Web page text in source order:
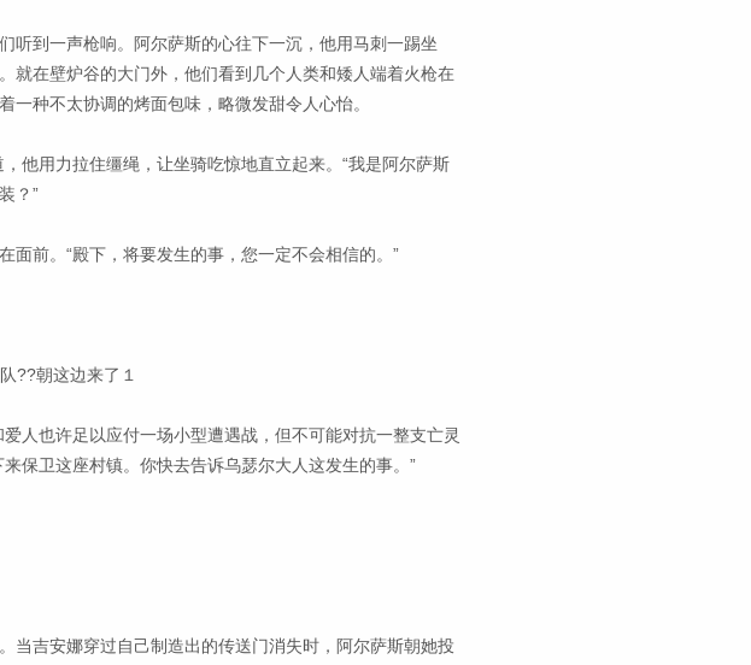
听到一声枪响。阿尔萨斯的心往下一沉，他用马刺一踢坐
就在壁炉谷的大门外，他们看到几个人类和矮人端着火枪在
种不太协调的烤面包味，略微发甜令人心怡。
他用力拉住缰绳，让坐骑吃惊地直立起来。“我是阿尔萨斯
？”
面前。“殿下，将要发生的事，您一定不会相信的。”
??朝这边来了１
人也许足以应付一场小型遭遇战，但不可能对抗一整支亡灵
保卫这座村镇。你快去告诉乌瑟尔大人这发生的事。”
当吉安娜穿过自己制造出的传送门消失时，阿尔萨斯朝她投